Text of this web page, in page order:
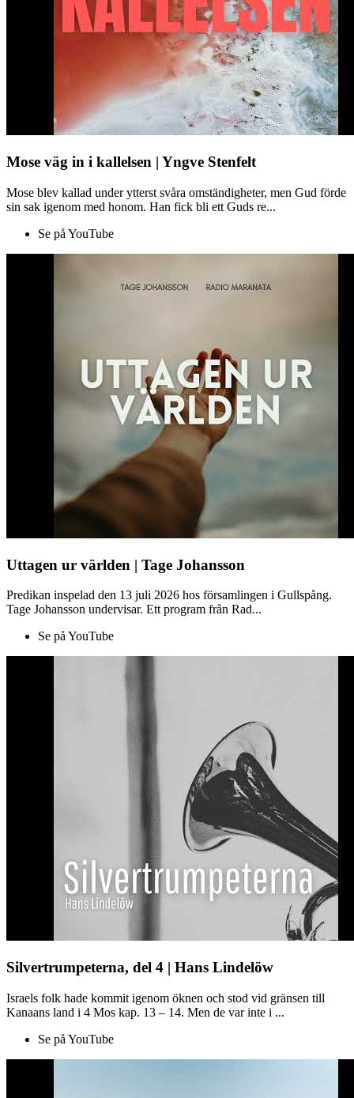
Mose väg in i kallelsen | Yngve Stenfelt
Mose blev kallad under ytterst svåra omständigheter, men Gud förde
sin sak igenom med honom. Han fick bli ett Guds re...
Se på YouTube
Uttagen ur världen | Tage Johansson
Predikan inspelad den 13 juli 2026 hos församlingen i Gullspång.
Tage Johansson undervisar. Ett program från Rad...
Se på YouTube
Silvertrumpeterna, del 4 | Hans Lindelöw
Israels folk hade kommit igenom öknen och stod vid gränsen till
Kanaans land i 4 Mos kap. 13 – 14. Men de var inte i ...
Se på YouTube